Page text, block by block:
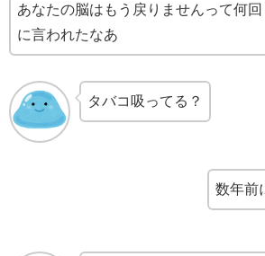
あなたの脳はもう戻りませんって何
に言われたなあ
タバコ吸ってる？
数年前